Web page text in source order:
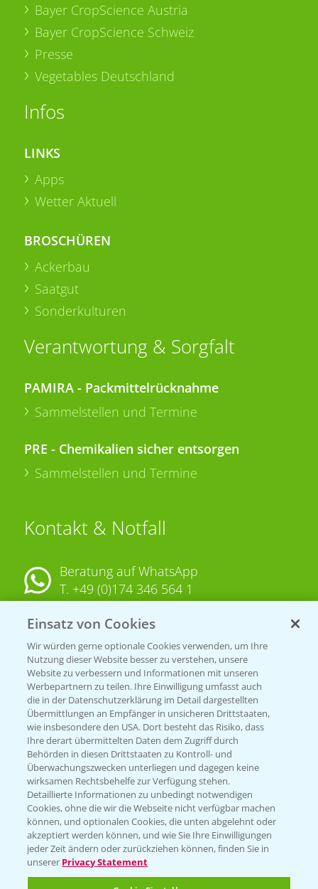
Bayer CropScience Austria
Bayer CropScience Schweiz
Presse
Vegetables Deutschland
Infos
LINKS
Apps
Wetter Aktuell
BROSCHÜREN
Ackerbau
Saatgut
Sonderkulturen
Verantwortung & Sorgfalt
PAMIRA - Packmittelrücknahme
Sammelstellen und Termine
PRE - Chemikalien sicher entsorgen
Sammelstellen und Termine
Kontakt & Notfall
Beratung auf WhatsApp
T. +49 (0)174 346 564 1
KONTAKT
Hilfe in Notfällen
T.+49 (0)214/30-20220
Folgen Sie uns
Einsatz von Cookies
Wir würden gerne optionale Cookies verwenden, um Ihre
Nutzung dieser Website besser zu verstehen, unsere
Website zu verbessern und Informationen mit unseren
Werbepartnern zu teilen. Ihre Einwilligung umfasst auch
die in der Datenschutzerklärung im Detail dargestellten
Übermittlungen an Empfänger in unsicheren Drittstaaten,
wie insbesondere den USA. Dort besteht das Risiko, dass
Ihre derart übermittelten Daten dem Zugriff durch
Behörden in diesen Drittstaaten zu Kontroll- und
Überwachungszwecken unterliegen und dagegen keine
wirksamen Rechtsbehelfe zur Verfügung stehen.
Detaillierte Informationen zu unbedingt notwendigen
Cookies, ohne die wir die Webseite nicht verfügbar machen
können, und optionalen Cookies, die unten abgelehnt oder
akzeptiert werden können, und wie Sie Ihre Einwilligungen
jeder Zeit ändern oder zurückziehen können, finden Sie in
unserer Privacy Statement